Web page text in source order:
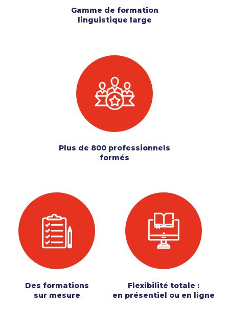
Gamme de formation
linguistique large
Plus de 800 professionnels
formés
Des formations
sur mesure
Flexibilité totale :
en présentiel ou en ligne